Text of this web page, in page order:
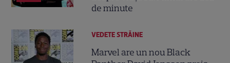
de minute
VEDETE STRĂINE
Marvel are un nou Black